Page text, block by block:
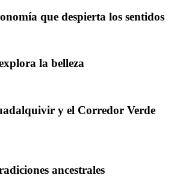
que despierta los sentidos
la belleza
y el Corredor Verde
ancestrales